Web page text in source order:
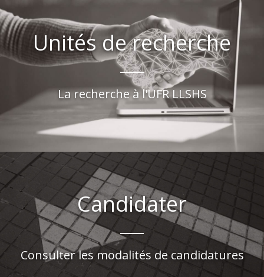
Unités de recherche
La recherche à l'UFR LLSHS
Candidater
Consulter les modalités de candidatures